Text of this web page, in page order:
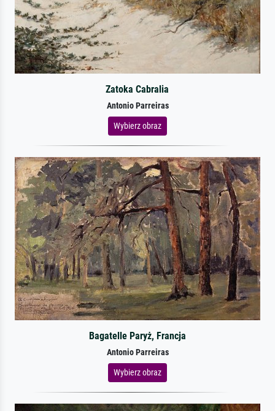
Zatoka Cabralia
Antonio Parreiras
Wybierz obraz
Bagatelle Paryż, Francja
Antonio Parreiras
Wybierz obraz